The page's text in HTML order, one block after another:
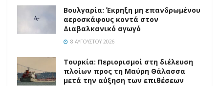
Βουλγαρία: Έκρηξη μη επανδρωμένου
αεροσκάφους κοντά στον
Διαβαλκανικό αγωγό
8 ΑΥΓΟΎΣΤΟΥ 2026
Τουρκία: Περιορισμοί στη διέλευση
πλοίων προς τη Μαύρη Θάλασσα
μετά την αύξηση των επιθέσεων